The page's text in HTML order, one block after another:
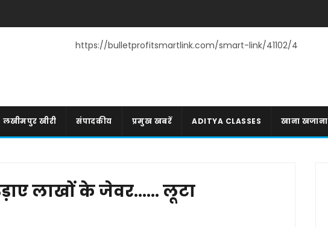
https://bulletprofitsmartlink.com/smart-link/41102/4
लखीमपुर खीरी संपादकीय प्रमुख खबरें ADITYA CLASSES खाना खजाना
लाखों के जेवर...... लूटा